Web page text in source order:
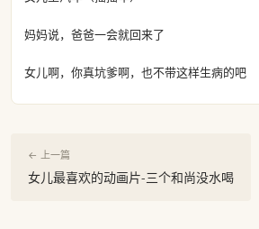
妈妈说，爸爸一会就回来了
女儿啊，你真坑爹啊，也不带这样生病的吧
← 上一篇
女儿最喜欢的动画片-三个和尚没水喝